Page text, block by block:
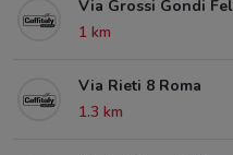
Via Grossi Gondi
1 km
Via Rieti 8 Roma
1.3 km